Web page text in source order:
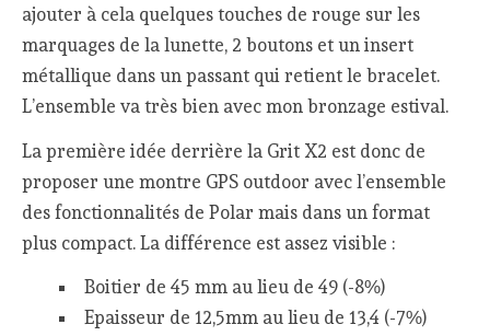
ajouter à cela quelques touches de rouge sur les
marquages de la lunette, 2 boutons et un insert
métallique dans un passant qui retient le bracelet.
L’ensemble va très bien avec mon bronzage estival.
La première idée derrière la Grit X2 est donc de
proposer une montre GPS outdoor avec l’ensemble
des fonctionnalités de Polar mais dans un format
plus compact. La différence est assez visible :
Boitier de 45 mm au lieu de 49 (-8%)
Epaisseur de 12,5mm au lieu de 13,4 (-7%)